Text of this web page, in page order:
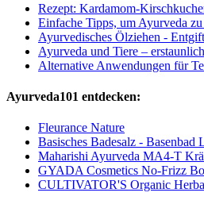
Rezept: Kardamom-
Einfache Tipps, um Ayurveda
Ayurvedisches Ölziehen -
Ayurveda und Tiere –
Alternative Anwendungen für
Ayurveda101 entdecken:
Fleurance Nature
Basisches Badesalz - Basenbad
Maharishi Ayurveda MA4-T
GYADA Cosmetics No-Frizz
CULTIVATOR'S Organic